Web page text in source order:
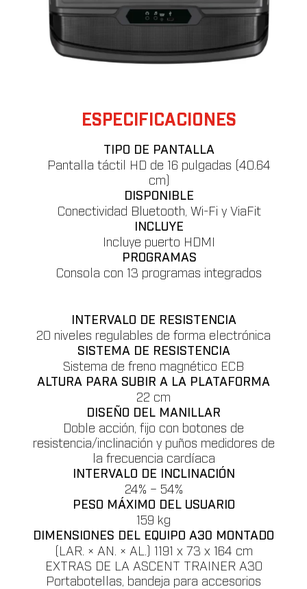
ESPECIFICACIONES
TIPO DE PANTALLA
Pantalla táctil HD de 16 pulgadas (40.64
cm)
DISPONIBLE
Conectividad Bluetooth, Wi-Fi y ViaFit
INCLUYE
Incluye puerto HDMI
PROGRAMAS
Consola con 13 programas integrados
INTERVALO DE RESISTENCIA
20 niveles regulables de forma electrónica
SISTEMA DE RESISTENCIA
Sistema de freno magnético ECB
ALTURA PARA SUBIR A LA PLATAFORMA
22 cm
DISEÑO DEL MANILLAR
Doble acción, fijo con botones de
resistencia/inclinación y puños medidores de
la frecuencia cardíaca
INTERVALO DE INCLINACIÓN
24% – 54%
PESO MÁXIMO DEL USUARIO
159 kg
DIMENSIONES DEL EQUIPO A30 MONTADO
(LAR. × AN. × AL.) 1191 x 73 x 164 cm
EXTRAS DE LA ASCENT TRAINER A30
Portabotellas, bandeja para accesorios